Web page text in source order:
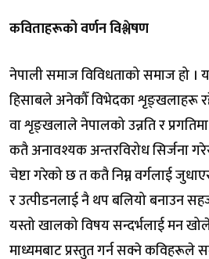
कविताहरूको वर्णन विश्लेषण
नेपाली समाज विविधताको समाज हो ।
हिसाबले अनेकौँ विभेदका शृङ्खलाहरू
वा शृङ्खलाले नेपालको उन्नति र
कतै अनावश्यक अन्तरविरोध सिर्जना गरेर
चेष्टा गरेको छ त कतै निम्न वर्गलाई
र उत्पीडनलाई नै थप बलियो बनाउन
यस्तो खालको विषय सन्दर्भलाई मन
माध्यमबाट प्रस्तुत गर्न सक्ने कविहरूले